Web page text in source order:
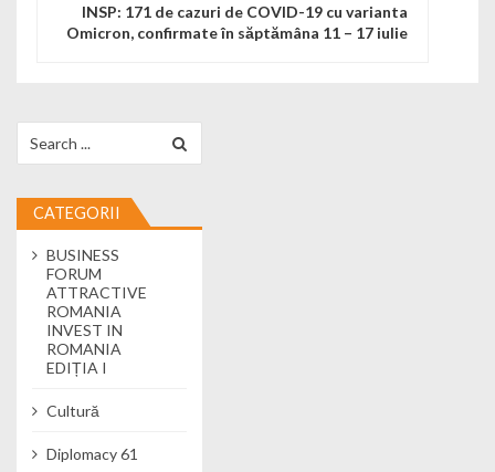
INSP: 171 de cazuri de COVID-19 cu varianta
Omicron, confirmate în săptămâna 11 – 17 iulie
CATEGORII
BUSINESS
FORUM
ATTRACTIVE
ROMANIA
INVEST IN
ROMANIA
EDIȚIA I
Cultură
Diplomacy 61